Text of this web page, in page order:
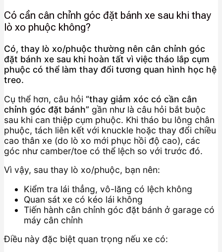
Có cần cân chỉnh góc đặt bánh xe sau khi thay
lò xo phuộc không?
Có, thay lò xo/phuộc thường nên cân chỉnh góc
đặt bánh xe sau khi hoàn tất vì việc tháo lắp cụm
phuộc có thể làm thay đổi tương quan hình học hệ
treo.
Cụ thể hơn, câu hỏi “thay giảm xóc có cần cân
chỉnh góc đặt bánh” gần như là câu hỏi bắt buộc
sau khi can thiệp cụm phuộc. Khi tháo bu lông chân
phuộc, tách liên kết với knuckle hoặc thay đổi chiều
cao thân xe (do lò xo mới phục hồi độ cao), các
góc như camber/toe có thể lệch so với trước đó.
Vì vậy, sau thay lò xo/phuộc, bạn nên:
Kiểm tra lái thẳng, vô-lăng có lệch không
Quan sát xe có kéo lái không
Tiến hành cân chỉnh góc đặt bánh ở garage có
máy cân chỉnh
Điều này đặc biệt quan trọng nếu xe có: